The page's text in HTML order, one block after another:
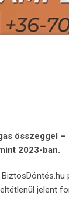
összeggel
2023-ban.
jelent